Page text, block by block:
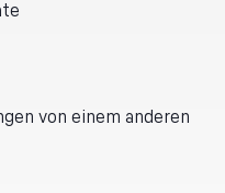
von einem anderen